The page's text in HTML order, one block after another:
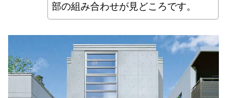
部の組み合わせが見どころです。